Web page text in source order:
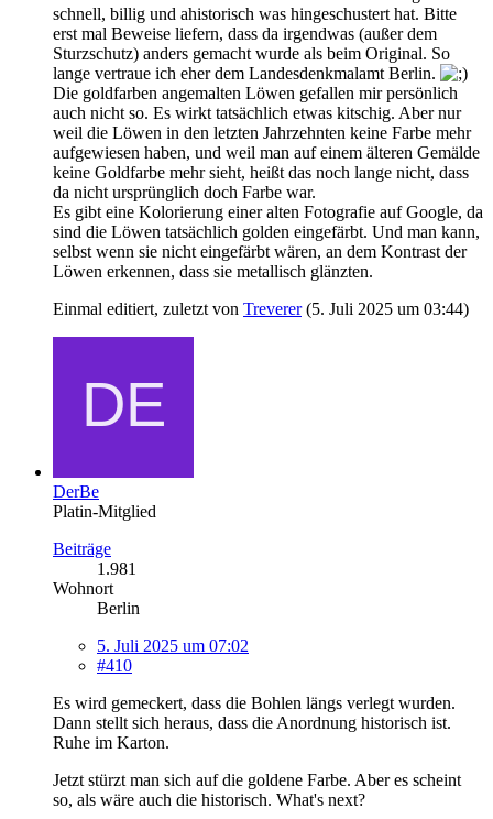
schnell, billig und ahistorisch was hingeschustert hat. Bitte
erst mal Beweise liefern, dass da irgendwas (außer dem
Sturzschutz) anders gemacht wurde als beim Original. So
lange vertraue ich eher dem Landesdenkmalamt Berlin.
Die goldfarben angemalten Löwen gefallen mir persönlich
auch nicht so. Es wirkt tatsächlich etwas kitschig. Aber nur
weil die Löwen in den letzten Jahrzehnten keine Farbe mehr
aufgewiesen haben, und weil man auf einem älteren Gemälde
keine Goldfarbe mehr sieht, heißt das noch lange nicht, dass
da nicht ursprünglich doch Farbe war.
Es gibt eine Kolorierung einer alten Fotografie auf Google, da
sind die Löwen tatsächlich golden eingefärbt. Und man kann,
selbst wenn sie nicht eingefärbt wären, an dem Kontrast der
Löwen erkennen, dass sie metallisch glänzten.
Einmal editiert, zuletzt von Treverer(5. Juli 2025 um 03:44)
DerBe
Platin-Mitglied
Beiträge
1.981
Wohnort
Berlin
5. Juli 2025 um 07:02
#410
Es wird gemeckert, dass die Bohlen längs verlegt wurden.
Dann stellt sich heraus, dass die Anordnung historisch ist.
Ruhe im Karton.
Jetzt stürzt man sich auf die goldene Farbe. Aber es scheint
so, als wäre auch die historisch. What's next?